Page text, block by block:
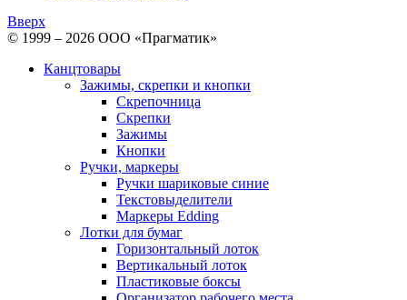
Вверх
© 1999 – 2026 ООО «Прагматик»
Канцтовары
Зажимы, скрепки и кнопки
Скрепочница
Скрепки
Зажимы
Кнопки
Ручки, маркеры
Ручки шариковые синие
Текстовыделители
Маркеры Edding
Лотки для бумаг
Горизонтальный лоток
Вертикальный лоток
Пластиковые боксы